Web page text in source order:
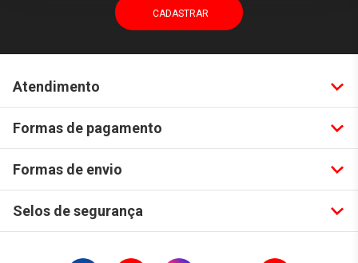
Atendimento
Formas de pagamento
Formas de envio
Selos de segurança